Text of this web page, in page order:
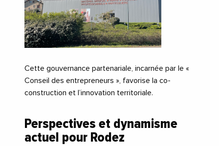
Cette gouvernance partenariale, incarnée par le «
Conseil des entrepreneurs », favorise la co-
construction et l’innovation territoriale.
Perspectives et dynamisme
actuel pour Rodez